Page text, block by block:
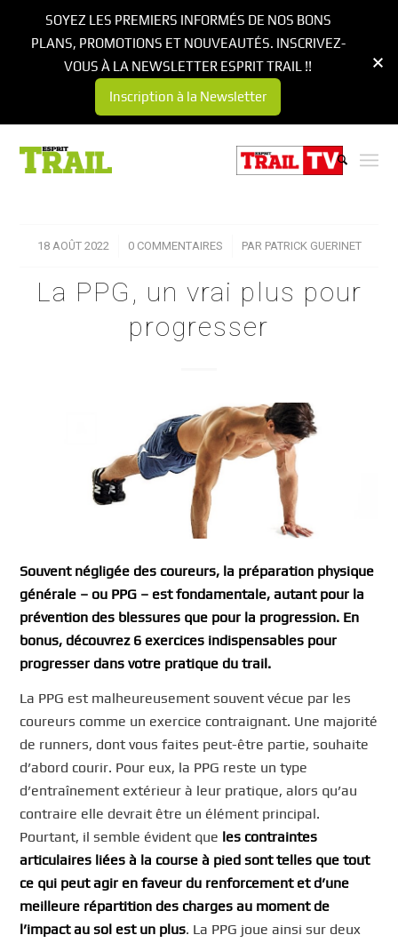
18 AOÛT 2022
/ 0 COMMENTAIRES
/ PAR PATRICK GUERINET
La PPG, un vrai plus pour
progresser
Souvent négligée des coureurs, la préparation physique
générale – ou PPG – est fondamentale, autant pour la
prévention des blessures que pour la progression. En
bonus, découvrez 6 exercices indispensables pour
progresser dans votre pratique du trail.
La PPG est malheureusement souvent vécue par les
coureurs comme un exercice contraignant. Une majorité
de runners, dont vous faites peut-être partie, souhaite
d’abord courir. Pour eux, la PPG reste un type
d’entraînement extérieur à leur pratique, alors qu’au
contraire elle devrait être un élément principal.
Pourtant, il semble évident que les contraintes
articulaires liées à la course à pied sont telles que tout
ce qui peut agir en faveur du renforcement et d’une
meilleure répartition des charges au moment de
l’impact au sol est un plus. La PPG joue ainsi sur deux
SOYEZ LES PREMIERS INFORMÉS DE NOS BONS
PLANS, PROMOTIONS ET NOUVEAUTÉS. INSCRIVEZ-
VOUS À LA NEWSLETTER ESPRIT TRAIL !!
Inscription à la Newsletter